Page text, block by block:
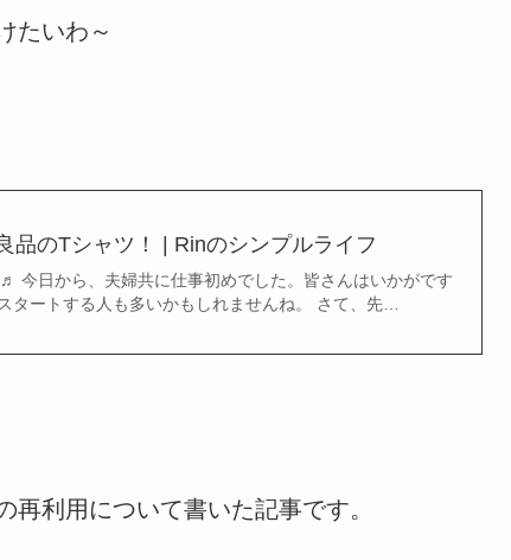
たいわ～
品のTシャツ！ | Rinのシンプルライフ
今日から、夫婦共に仕事初めでした。皆さんはいかがです
タートする人も多いかもしれませんね。 さて、先…
利用について書いた記事です。